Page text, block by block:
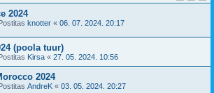
2024
knotter « 06. 07. 2024. 20:17
(poola tuur)
Kirsa « 27. 05. 2024. 10:56
2024
AndreK « 03. 05. 2024. 20:27